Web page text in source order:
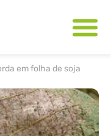
em folha de soja